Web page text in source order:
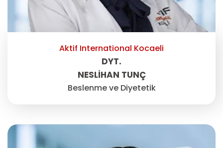
Aktif International Kocaeli
DYT.
NESLIHAN TUNÇ
Beslenme ve Diyetetik